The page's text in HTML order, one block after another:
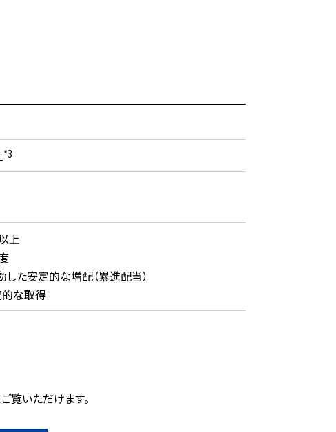
*3
上
た安定的な増配（累進配当）
な取得
覧いただけます。